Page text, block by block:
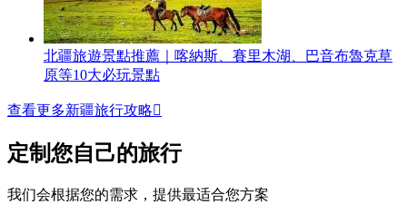
北疆旅遊景點推薦｜喀納斯、賽里木湖、巴音布魯克草
原等10大必玩景點
查看更多新疆旅行攻略
定制您自己的旅行
我们会根据您的需求，提供最适合您方案